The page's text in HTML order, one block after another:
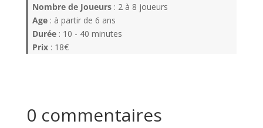
Nombre de Joueurs: 2 à 8 joueurs
Age: à partir de 6 ans
Durée: 10 - 40 minutes
Prix: 18€
0 commentaires